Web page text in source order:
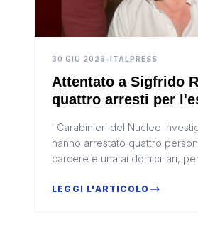
30 GIU 2026 •ITALPRESS
Attentato a Sigfrido
quattro arresti per
I Carabinieri del Nucleo
hanno arrestato quattro
carcere e una ai domiciliari,
Ranu...
LEGGI L'ARTICOLO